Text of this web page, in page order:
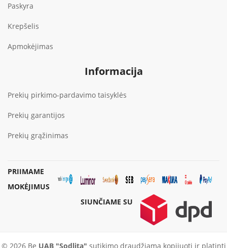
Paskyra
Krepšelis
Apmokėjimas
Informacija
Prekių pirkimo-pardavimo taisyklės
Prekių garantijos
Prekių grąžinimas
PRIIMAME
MOKĖJIMUS
SIUNČIAME SU
© 2026 Be UAB "Sodlita" sutikimo draudžiama kopijuoti ir platinti